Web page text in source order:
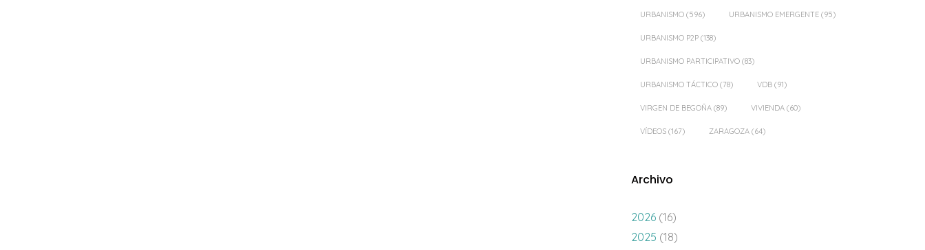
URBANISMO (596) URBANISMO EMERGENTE (95)
URBANISMO P2P (138)
URBANISMO PARTICIPATIVO (83)
URBANISMO TÁCTICO (78) VDB (91)
VIRGEN DE BEGOÑA (89) VIVIENDA (60)
VÍDEOS (167) ZARAGOZA (64)
Archivo
2026 (16)
2025 (18)